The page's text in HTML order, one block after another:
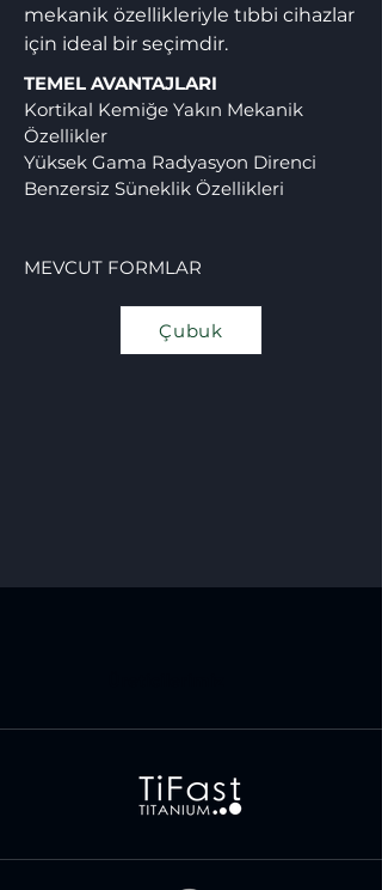
mekanik özellikleriyle tıbbi cihazlar
için ideal bir seçimdir.
TEMEL AVANTAJLARI
Kortikal Kemiğe Yakın Mekanik
Özellikler
Yüksek Gama Radyasyon Direnci
Benzersiz Süneklik Özellikleri
MEVCUT FORMLAR
Çubuk